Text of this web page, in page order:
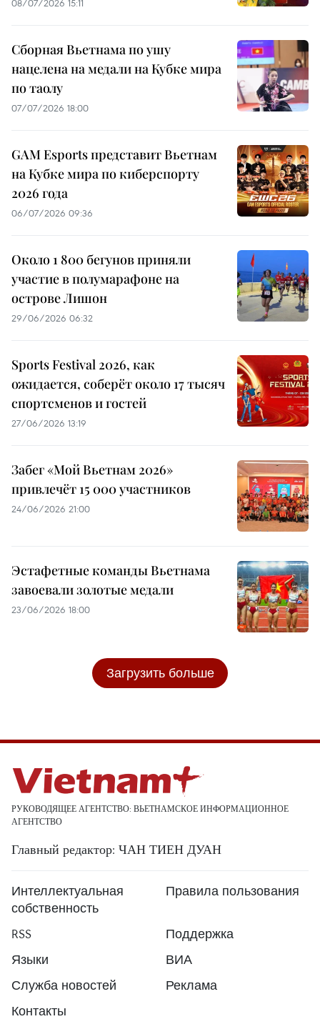
08/07/2026 15:11
Сборная Вьетнама по ушу
нацелена на медали на Кубке мира
по таолу
07/07/2026 18:00
GAM Esports представит Вьетнам
на Кубке мира по киберспорту
2026 года
06/07/2026 09:36
Около 1 800 бегунов приняли
участие в полумарафоне на
острове Лишон
29/06/2026 06:32
Sports Festival 2026, как
ожидается, соберёт около 17 тысяч
спортсменов и гостей
27/06/2026 13:19
Забег «Мой Вьетнам 2026»
привлечёт 15 000 участников
24/06/2026 21:00
Эстафетные команды Вьетнама
завоевали золотые медали
23/06/2026 18:00
Загрузить больше
РУКОВОДЯЩЕЕ АГЕНТСТВО: ВЬЕТНАМСКОЕ ИНФОРМАЦИОННОЕ
АГЕНТСТВО
Главный редактор: ЧАН ТИЕН ДУАН
Интеллектуальная
собственность
Правила пользования
RSS
Поддержка
Языки
ВИА
Служба новостей
Реклама
Контакты